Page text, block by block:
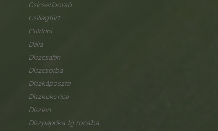
csicseriborsó
csillagfürt
cukkini
dália
díszcsalán
díszcsorba
díszkáposzta
díszkukorica
díszlen
díszpaprika 1g rocalba